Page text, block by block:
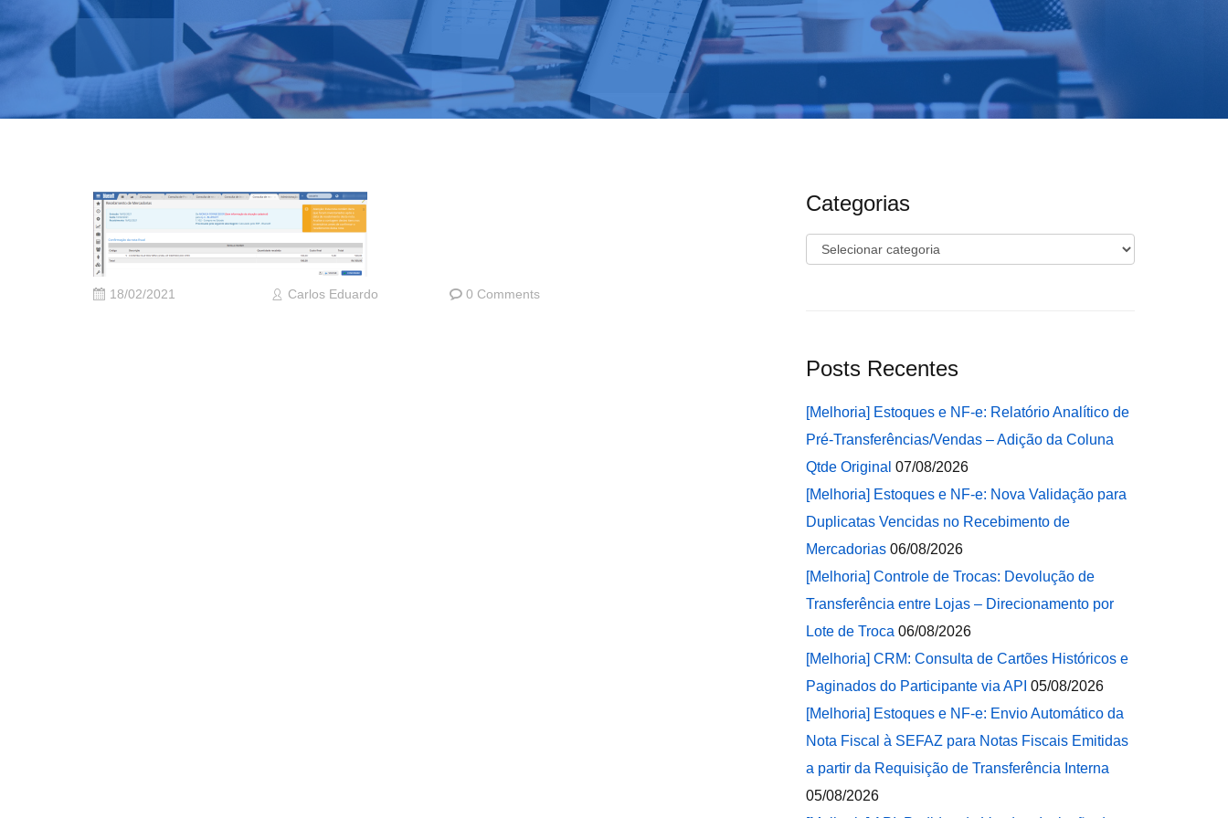
18/02/2021 Carlos Eduardo 0 Comments
Categorias
Categorias
Posts Recentes
[Melhoria] Estoques e NF-e: Relatório Analítico de
Pré-Transferências/Vendas – Adição da Coluna
Qtde Original 07/08/2026
[Melhoria] Estoques e NF-e: Nova Validação para
Duplicatas Vencidas no Recebimento de
Mercadorias 06/08/2026
[Melhoria] Controle de Trocas: Devolução de
Transferência entre Lojas – Direcionamento por
Lote de Troca 06/08/2026
[Melhoria] CRM: Consulta de Cartões Históricos e
Paginados do Participante via API 05/08/2026
[Melhoria] Estoques e NF-e: Envio Automático da
Nota Fiscal à SEFAZ para Notas Fiscais Emitidas
a partir da Requisição de Transferência Interna
05/08/2026